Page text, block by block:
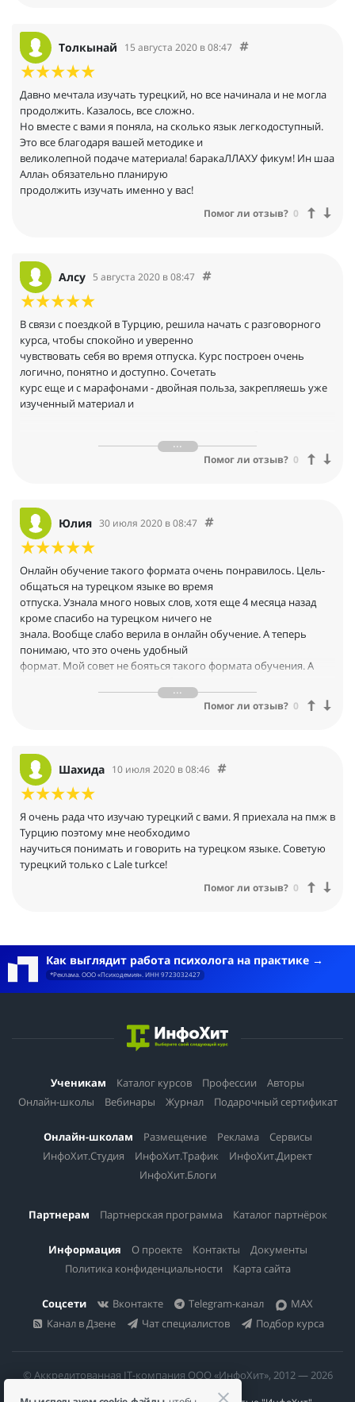
выборе онлайн-школы. И я ни на минуту
не пожалела о своем выборе.
Толкынай 15 августа 2020 в 08:47
Давно мечтала изучать турецкий, но все начинала и не могла
продолжить. Казалось, все сложно.
Но вместе с вами я поняла, на сколько язык легкодоступный.
Это все благодаря вашей методике и
великолепной подаче материала! баракаЛЛАХУ фикум! Ин шаа
Аллаһ обязательно планирую
продолжить изучать именно у вас!
Помог ли отзыв? 0
Алсу 5 августа 2020 в 08:47
В связи с поездкой в Турцию, решила начать с разговорного
курса, чтобы спокойно и уверенно
чувствовать себя во время отпуска. Курс построен очень
логично, понятно и доступно. Сочетать
курс еще и с марафонами - двойная польза, закрепляешь уже
изученный материал и
дом.задания и контроль знаний.
Кто еще сомневается, смело рекомендую курсы от lale_turkce.
Помог ли отзыв? 0
Юлия 30 июля 2020 в 08:47
Онлайн обучение такого формата очень понравилось. Цель-
общаться на турецком языке во время
отпуска. Узнала много новых слов, хотя еще 4 месяца назад
кроме спасибо на турецком ничего не
знала. Вообще слабо верила в онлайн обучение. А теперь
понимаю, что это очень удобный
формат. Мой совет не бояться такого формата обучения. А
Помог ли отзыв? 0
Шахида 10 июля 2020 в 08:46
Я очень рада что изучаю турецкий с вами. Я приехала на пмж в
Турцию поэтому мне необходимо
научиться понимать и говорить на турецком языке. Советую
турецкий только с Lale turkce!
Помог ли отзыв? 0
Как выглядит работа психолога на практике
*Реклама. ООО «Психодемия». ИНН 9723032427
Ученикам Каталог курсов Профессии
Авторы
Онлайн-школы
Вебинары Журнал Подарочный сертификат
Онлайн-школам Размещение Реклама
Сервисы
ИнфоХит.Студия
ИнфоХит.Трафик
ИнфоХит.Директ
ИнфоХит.Блоги
Партнерам Партнерская программа Каталог партнёрок
Информация О проекте Контакты
Документы
Политика конфиденциальности
Карта сайта
Соцсети Вконтакте Telegram-канал
MAX
Канал в Дзене
Чат специалистов Подбор курса
© Аккредитованная IT-компания ООО «ИнфоХит», 2012 — 2026